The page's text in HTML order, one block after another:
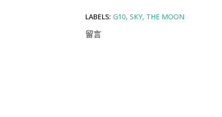
LABELS: G10 SKY THE MOON
留言